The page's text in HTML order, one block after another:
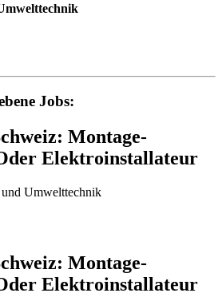
Jobs:
Montage-
Elektroinstallateur
Umwelttechnik
Montage-
Elektroinstallateur